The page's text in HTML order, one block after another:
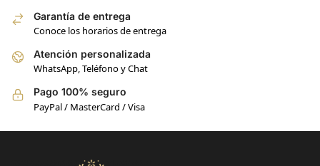
Garantía de entrega
Conoce los horarios de entrega
Atención personalizada
WhatsApp, Teléfono y Chat
Pago 100% seguro
PayPal / MasterCard / Visa